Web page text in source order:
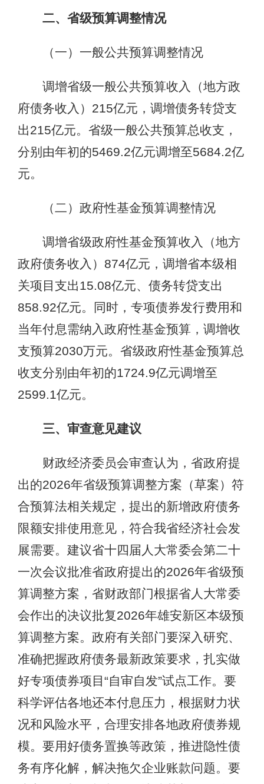
二、省级预算调整情况
（一）一般公共预算调整情况
调增省级一般公共预算收入（地方政
府债务收入）215亿元，调增债务转贷支
出215亿元。省级一般公共预算总收支，
分别由年初的5469.2亿元调增至5684.2亿
元。
（二）政府性基金预算调整情况
调增省级政府性基金预算收入（地方
政府债务收入）874亿元，调增省本级相
关项目支出15.08亿元、债务转贷支出
858.92亿元。同时，专项债券发行费用和
当年付息需纳入政府性基金预算，调增收
支预算2030万元。省级政府性基金预算总
收支分别由年初的1724.9亿元调增至
2599.1亿元。
三、审查意见建议
财政经济委员会审查认为，省政府提
出的2026年省级预算调整方案（草案）符
合预算法相关规定，提出的新增政府债务
限额安排使用意见，符合我省经济社会发
展需要。建议省十四届人大常委会第二十
一次会议批准省政府提出的2026年省级预
算调整方案，省财政部门根据省人大常委
会作出的决议批复2026年雄安新区本级预
算调整方案。政府有关部门要深入研究、
准确把握政府债务最新政策要求，扎实做
好专项债券项目“自审自发”试点工作。要
科学评估各地还本付息压力，根据财力状
况和风险水平，合理安排各地政府债券规
模。要用好债务置换等政策，推进隐性债
务有序化解，解决拖欠企业账款问题。要